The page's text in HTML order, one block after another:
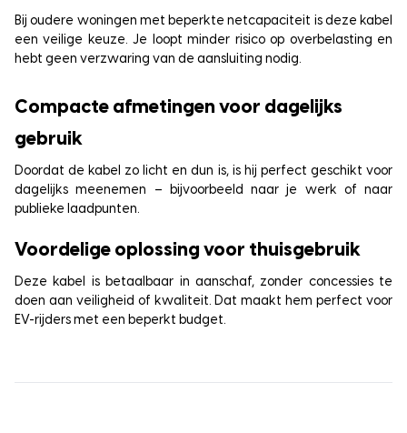
Bij oudere woningen met beperkte netcapaciteit is deze kabel
een veilige keuze. Je loopt minder risico op overbelasting en
hebt geen verzwaring van de aansluiting nodig.
Compacte afmetingen voor dagelijks
gebruik
Doordat de kabel zo licht en dun is, is hij perfect geschikt voor
dagelijks meenemen – bijvoorbeeld naar je werk of naar
publieke laadpunten.
Voordelige oplossing voor thuisgebruik
Deze kabel is betaalbaar in aanschaf, zonder concessies te
doen aan veiligheid of kwaliteit. Dat maakt hem perfect voor
EV-rijders met een beperkt budget.